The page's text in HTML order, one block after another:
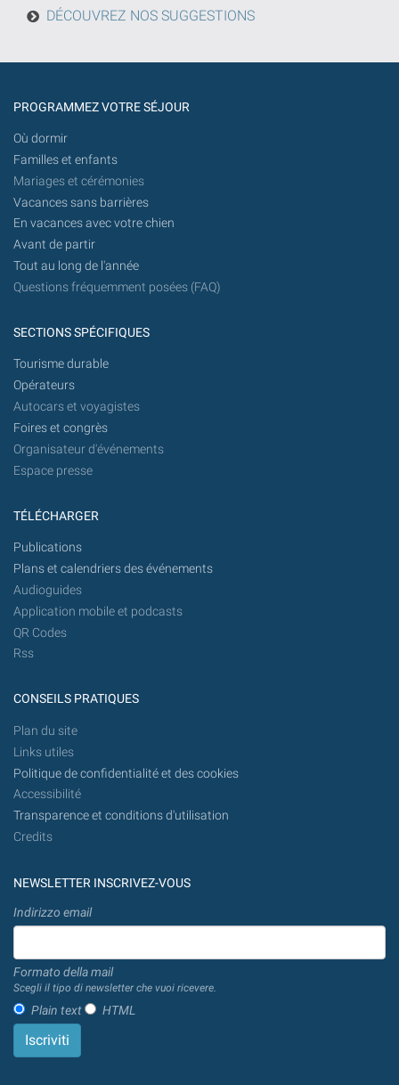
à
DÉCOUVREZ NOS SUGGESTIONS
PROGRAMMEZ VOTRE SÉJOUR
Où dormir
Familles et enfants
Mariages et cérémonies
Vacances sans barrières
En vacances avec votre chien
Avant de partir
Tout au long de l'année
Questions fréquemment posées (FAQ)
SECTIONS SPÉCIFIQUES
Tourisme durable
Opérateurs
Autocars et voyagistes
Foires et congrès
Organisateur d'événements
Espace presse
TÉLÉCHARGER
Publications
Plans et calendriers des événements
Audioguides
Application mobile et podcasts
QR Codes
Rss
CONSEILS PRATIQUES
Plan du site
Links utiles
Politique de confidentialité et des cookies
Accessibilité
Transparence et conditions d'utilisation
Credits
NEWSLETTER INSCRIVEZ-VOUS
Indirizzo email
Formato della mail
Scegli il tipo di newsletter che vuoi ricevere.
Plain text HTML